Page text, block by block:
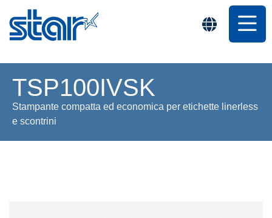
TSP100IVSK
Stampante compatta ed economica per etichette linerless
e scontrini